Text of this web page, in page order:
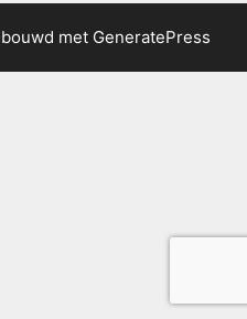
met GeneratePress